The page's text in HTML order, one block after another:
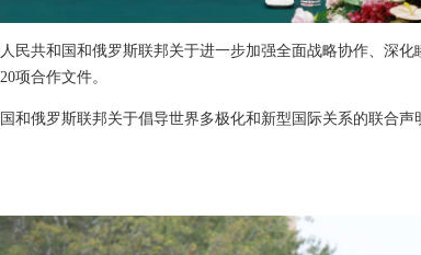
民共和国和俄罗斯联邦关于进一步加强全面战略协作、深化
项合作文件。
和俄罗斯联邦关于倡导世界多极化和新型国际关系的联合声